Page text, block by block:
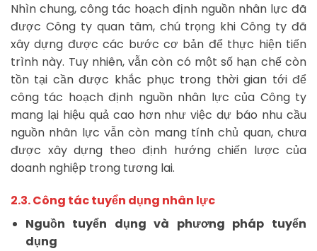
Nhìn chung, công tác hoạch định nguồn nhân lực đã
được Công ty quan tâm, chú trọng khi Công ty đã
xây dựng được các bước cơ bản để thực hiện tiến
trình này. Tuy nhiên, vẫn còn có một số hạn chế còn
tồn tại cần được khắc phục trong thời gian tới để
công tác hoạch định nguồn nhân lực của Công ty
mang lại hiệu quả cao hơn như việc dự báo nhu cầu
nguồn nhân lực vẫn còn mang tính chủ quan, chưa
được xây dựng theo định hướng chiến lược của
doanh nghiệp trong tương lai.
2.3. Công tác tuyển dụng nhân lực
Nguồn tuyển dụng và phương pháp tuyển
dụng